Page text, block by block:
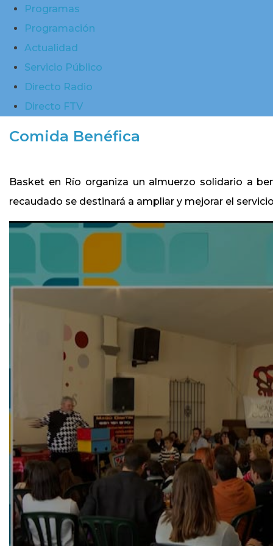
Programas
Programación
Actualidad
Servicio Público
Directo Radio
Directo FTV
Comida Benéfica
Basket en Río organiza un almuerzo solidario a
recaudado se destinará a ampliar y mejorar el